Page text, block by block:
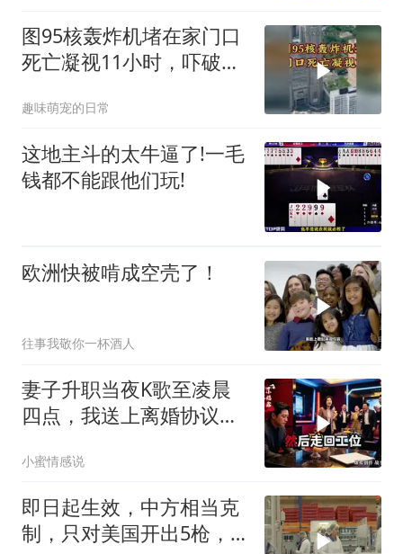
图95核轰炸机堵在家门口
死亡凝视11小时，吓破胆
趣味萌宠的日常
这地主斗的太牛逼了!一毛
钱都不能跟他们玩!
欧洲快被啃成空壳了！
往事我敬你一杯酒人
妻子升职当夜K歌至凌晨
四点，我送上离婚协议果
口：我们谈谈
小蜜情感说
即日起生效，中方相当克
制，只对美国开出5枪，